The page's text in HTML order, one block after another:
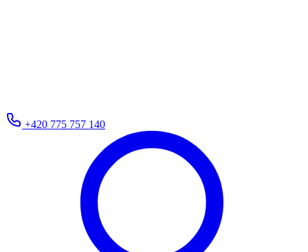
+420 775 757 140